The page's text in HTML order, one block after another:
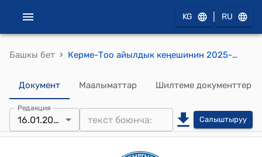
KG RU
Башкы бет › Керме-Тоо айылдык кеңешинин 2025-жылдын 16-январындагы №2/1 "Керме-Тоо айылдык кеңешинин Регламентин бекитүү жөнүндө" токтому.
Документ Маалыматтар Шилтеме документтер
Редакция
16.01.2025 Салыштыруу